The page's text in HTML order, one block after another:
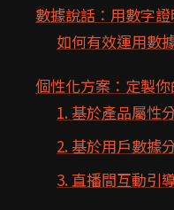
數據說話：用數字
如何有效運用數
個性化方案：定製
1. 基於產品屬性
2. 基於用戶數據
3. 直播間互動引